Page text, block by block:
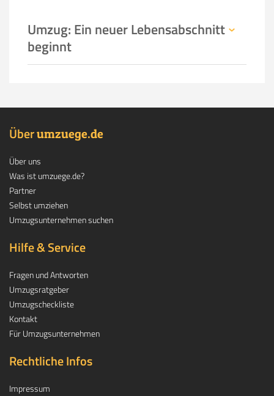
Umzug: Ein neuer Lebensabschnitt
beginnt
Überumzuege.de
Über uns
Was ist umzuege.de?
Partner
Selbst umziehen
Umzugsunternehmen suchen
Hilfe & Service
Fragen und Antworten
Umzugsratgeber
Umzugscheckliste
Kontakt
Für Umzugsunternehmen
Rechtliche Infos
Impressum